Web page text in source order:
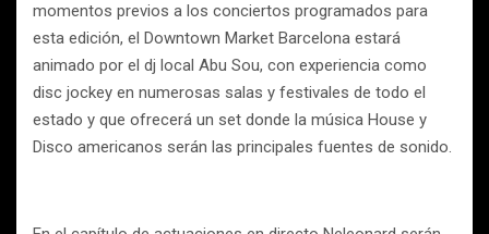
momentos previos a los conciertos programados para
esta edición, el Downtown Market Barcelona estará
animado por el dj local Abu Sou, con experiencia como
disc jockey en numerosas salas y festivales de todo el
estado y que ofrecerá un set donde la música House y
Disco americanos serán las principales fuentes de sonido.